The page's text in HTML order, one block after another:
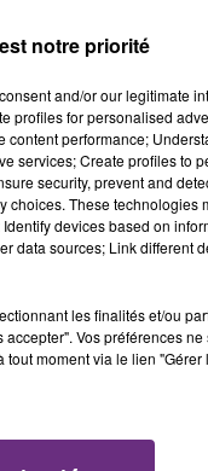
LA
ARDENNES
ce mercredi
notre priorité
and/or our legitimate
profiles for personalised
performance;
services; Create profiles to
security, prevent and
These technologies
devices based on
data sources; Link different
les finalités et/ou
Vos préférences
moment via le lien